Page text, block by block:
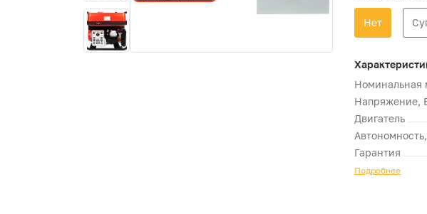
Нет
Номинальная
Напряжение,
Двигатель
Гарантия
Подробнее